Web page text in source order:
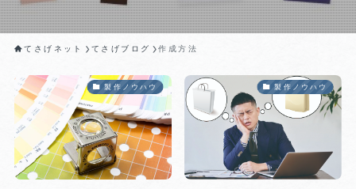
てさげネット てさげブログ 作成方法
製作ノウハウ 製作ノウハウ